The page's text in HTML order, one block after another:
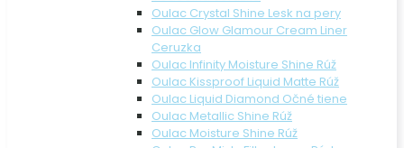
Oulac Crystal Shine Lesk na pery
Oulac Glow Glamour Cream Liner
Ceruzka
Oulac Infinity Moisture Shine Rúž
Oulac Kissproof Liquid Matte Rúž
Oulac Liquid Diamond Očné tiene
Oulac Metallic Shine Rúž
Oulac Moisture Shine Rúž